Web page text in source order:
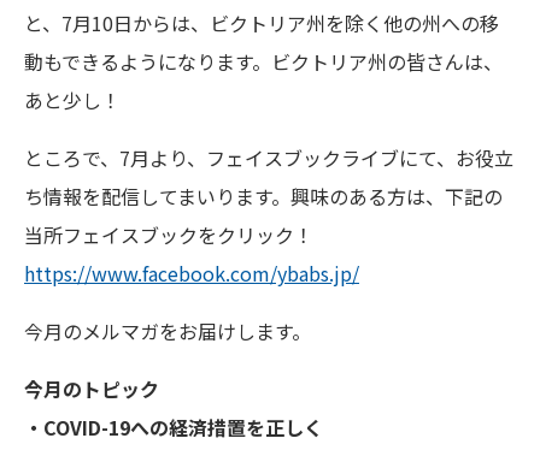
と、7月10日からは、ビクトリア州を除く他の州への移
動もできるようになります。ビクトリア州の皆さんは、
あと少し！
ところで、7月より、フェイスブックライブにて、お役立
ち情報を配信してまいります。興味のある方は、下記の
当所フェイスブックをクリック！
https://www.facebook.com/ybabs.jp/
今月のメルマガをお届けします。
今月のトピック
・COVID-19への経済措置を正しく